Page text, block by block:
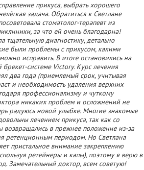
прикуса, выбрать хорошего
задача. Обратиться к Светлане
стоматолог-терапевт из
за что ей очень благодарна!
тщательную диагностику, детально
были проблемы с прикусом, какими
исправить. В итоге остановились на
брекет-системе Victory. Курс лечения
два года (приемлемый срок, учитывая
и необходимость удаления верхних
профессионализму и чуткому
никаких проблем и осложнений не
радуюсь новой улыбке. Многие знакомые
лечением прикуса, так как со
возвращались в прежнее положение из-за
ретенционным периодом. Но Светлана
пристальное внимание закреплению
ретейнеры и капы), поэтому я верю в
Замечательный доктор, всем советую!